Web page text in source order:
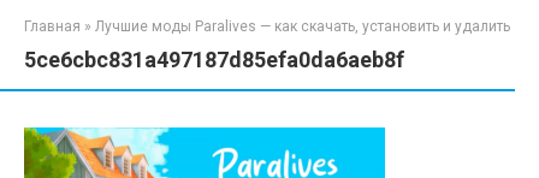
Главная » Лучшие моды Paralives — как скачать, установить и удалить
5ce6cbc831a497187d85efa0da6aeb8f